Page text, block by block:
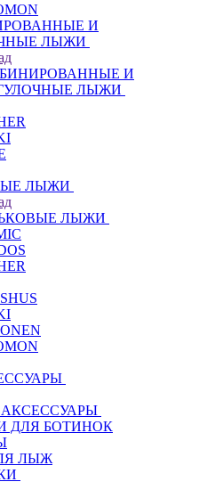
И
ЛЫЖИ
И
ЛЫЖИ
ЛЫЖИ
ЛЫЖИ
ДЛЯ БОТИНОК
ЛЫЖ